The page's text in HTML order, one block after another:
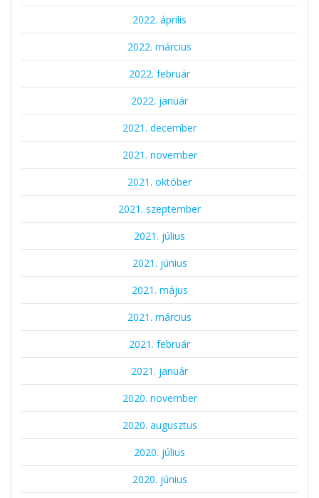
2022. április
2022. március
2022. február
2022. január
2021. december
2021. november
2021. október
2021. szeptember
2021. július
2021. június
2021. május
2021. március
2021. február
2021. január
2020. november
2020. augusztus
2020. július
2020. június